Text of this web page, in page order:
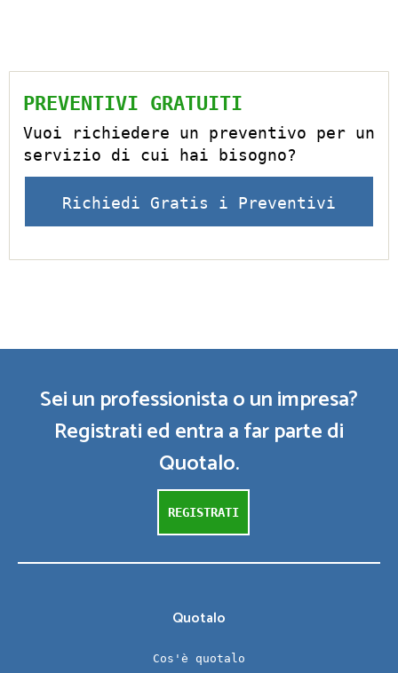
PREVENTIVI GRATUITI
Vuoi richiedere un preventivo per un
servizio di cui hai bisogno?
Richiedi Gratis i Preventivi
Sei un professionista o un impresa?
Registrati ed entra a far parte di
Quotalo.
REGISTRATI
Quotalo
Cos'è quotalo